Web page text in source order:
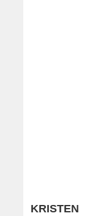
KRISTEN